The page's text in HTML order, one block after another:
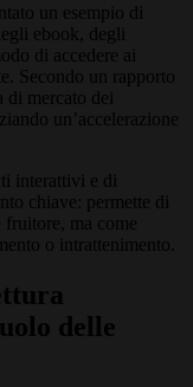
un esempio di
ebook, degli
di accedere ai
Secondo un rapporto
di mercato dei
un’accelerazione
interattivi e di
chiave: permette di
ma come
o intrattenimento.
delle